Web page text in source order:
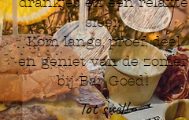
sfeer.
Kom langs, proef, deel
en geniet van de zomer
bij Bar Goed!
Tot snel!